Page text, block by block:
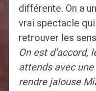
différente. On a
vrai spectacle
retrouver les
On est d’accord,
attends avec
rendre jalouse